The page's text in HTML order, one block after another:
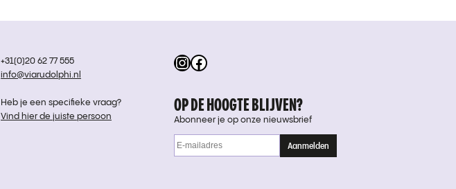
Instagram
Facebook
+31(0)20 62 77 555
info@viarudolphi.nl
Heb je een specifieke vraag?
Vind hier de juiste persoon
OP DE HOOGTE BLIJVEN?
Abonneer je op onze nieuwsbrief